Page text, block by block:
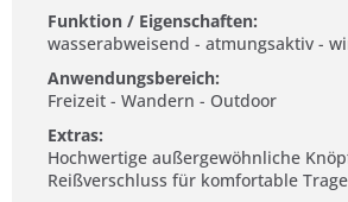
Funktion / Eigenschaften:
wasserabweisend - atmungsaktiv -
Anwendungsbereich:
Freizeit - Wandern - Outdoor
Extras:
Hochwertige außergewöhnliche
Reißverschluss für komfortable